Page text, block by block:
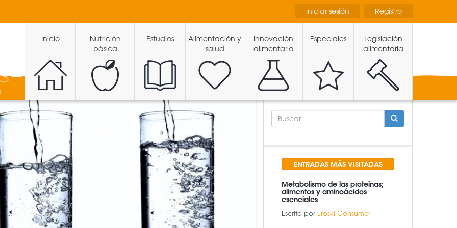
Iniciar sesión Registro
Inicio
Nutrición
básica
Estudios
Alimentación y
salud
Innovación
alimentaria
Especiales
Legislación
alimentaria
FORMULARIO
DE
ENTRADAS MÁS VISITADAS
Metabolismo de las proteínas;
alimentos y aminoácidos
esenciales
Escrito por Eroski Consumer